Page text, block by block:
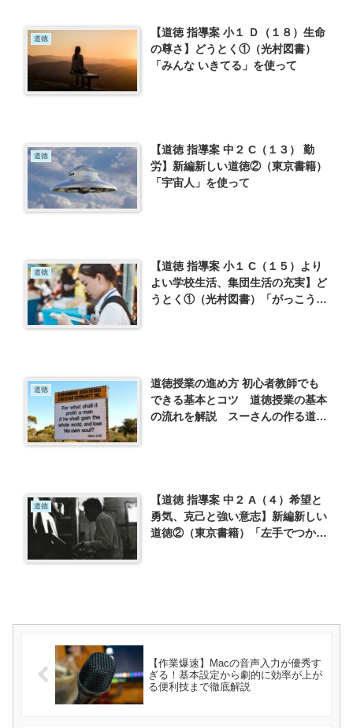
道徳
【道徳 指導案 小１ Ｄ（１８）生命
の尊さ】どうとく①（光村図書）
「みんな いきてる」を使って
道徳
【道徳 指導案 中２ C（１３） 勤
労】新編新しい道徳②（東京書籍）
「宇宙人」を使って
道徳
【道徳 指導案 小１ C（１５）より
よい学校生活、集団生活の充実】ど
うとく①（光村図書）「がっこうだ
道徳
道徳授業の進め方 初心者教師でも
できる基本とコツ 道徳授業の基本
の流れを解説 スーさんの作る道徳
道徳
【道徳 指導案 中２ A（４）希望と
勇気、克己と強い意志】新編新しい
道徳②（東京書籍）「左手でつかん
【作業爆速】Macの音声入力が優秀す
ぎる！基本設定から劇的に効率が上が
る便利技まで徹底解説